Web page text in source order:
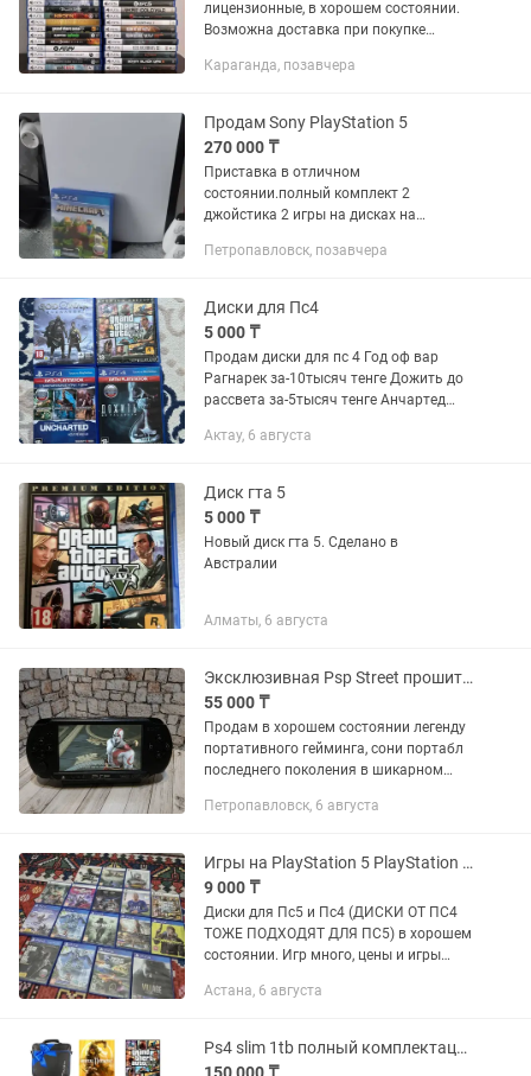
лицензионные, в хорошем состоянии.
Возможна доставка при покупке
Shredder’s Revenge → Черепашки-
Караганда, позавчера
Продам Sony PlayStation 5
270 000 ₸
Приставка в отличном
состоянии.полный комплект 2
джойстика 2 игры на дисках на
5Петропавловск, позавчера
Диски для Пс4
5 000 ₸
Продам диски для пс 4 Год оф вар
Рагнарек за-10тысяч тенге Дожить до
рассвета за-5тысяч тенге Анчартед
-7тысяч тенге Торг есть
Актау, 6 августа
Диск гта 5
5 000 ₸
Новый диск гта 5. Сделано в
Австралии
Алматы, 6 августа
Эксклюзивная Psp Street прошитая
55 000 ₸
Продам в хорошем состоянии легенду
портативного гейминга, сони портабл
последнего поколения в шикарном
Приставка очень удобная, отлично
Петропавловск, 6 августа
Игры на PlayStation 5 PlayStation 4 Диски Gta5 Призрак Цусимы Фифа
9 000 ₸
Диски для Пс5 и Пс4 (ДИСКИ ОТ ПС4
ТОЖЕ ПОДХОДЯТ ДЛЯ ПС5) в хорошем
состоянии. Игр много, цены и игры
русский язык, оригинальные и с
Астана, 6 августа
Ps4 slim 1tb полный комплектация